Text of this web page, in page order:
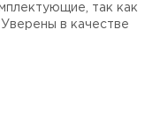
так как
в качестве